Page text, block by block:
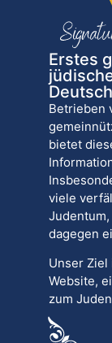
Erstes
Deutsch
Betrieben
bietet
viele
dagegen
Unser
Website,
zum